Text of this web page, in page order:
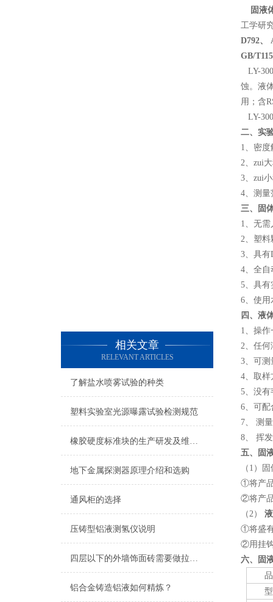
相关文章
RELEVANT ARTICLES
了解盐水喷雾试验的种类
塑料实验室光源曝露试验检测规范
橡胶硬度标准块的生产研发及维护保养
地下金属探测器原理介绍和选购
通风柜的选择
压铸型铝液测氢仪说明
四层以下的外墙饰面砖需要做拉拔试验吗？
铝合金铸造铝液如何精炼？
固液
工学研
D792、
GB/
LY-
蚀。液
用；含
LY-
二、实
1、密度
2、zui
3、zui
4、测量
三、固
1、无
2、塑
3、具
4、全自
5、具有
6、使用
四、液
1、操
2、任何
3、可
4、取样
5、没有
6、可配
7、 测
8、 挥
五、固
（1）
①将产
②将产
（2）
①将盛
②用挂
六、固